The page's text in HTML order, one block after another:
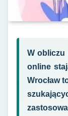
W obliczu
online
Wrocław